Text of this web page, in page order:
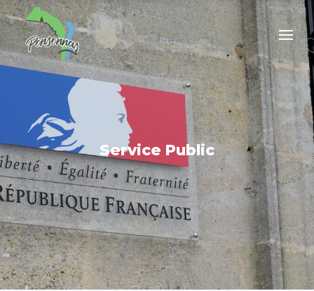
Service Public